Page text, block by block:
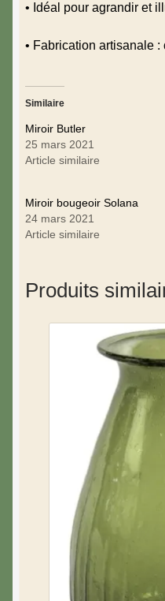
• Idéal pour agrandir et
• Fabrication artisanale
Similaire
Miroir Butler
25 mars 2021
Article similaire
Miroir bougeoir Solana
24 mars 2021
Article similaire
Produits